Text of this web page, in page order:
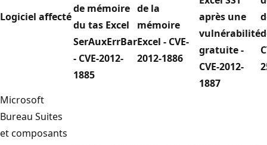
Logiciel affecté
de mémoire
du tas Excel
SerAuxErrBar
- CVE-2012-
1885
de la
mémoire
Excel - CVE-
2012-1886
après une
vulnérabilité
gratuite -
CVE-2012-
1887
Microsoft
Bureau Suites
et composants